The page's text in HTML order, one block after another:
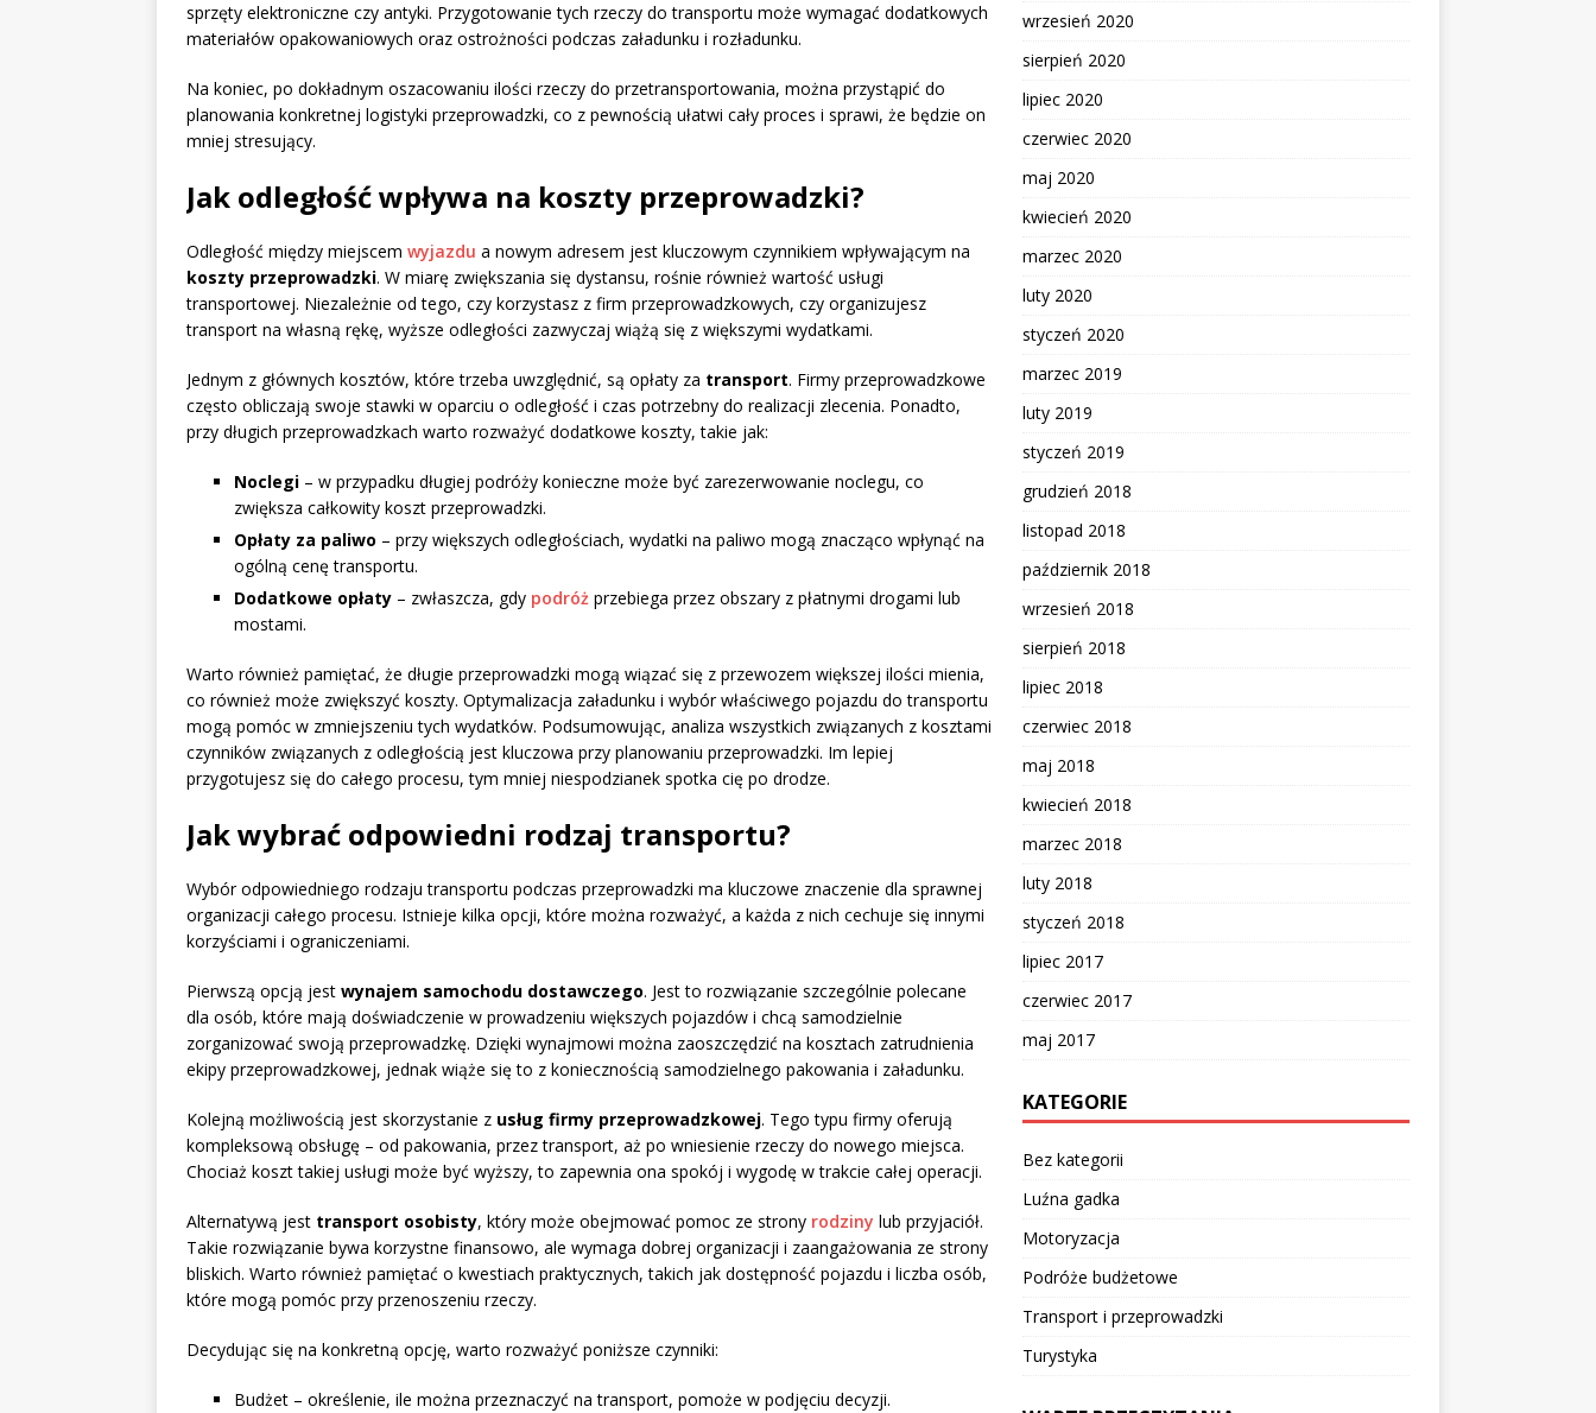
sprzęty elektroniczne czy antyki. Przygotowanie tych rzeczy do transportu może wymagać dodatkowych
materiałów opakowaniowych oraz ostrożności podczas załadunku i rozładunku.
Na koniec, po dokładnym oszacowaniu ilości rzeczy do przetransportowania, można przystąpić do
planowania konkretnej logistyki przeprowadzki, co z pewnością ułatwi cały proces i sprawi, że będzie on
mniej stresujący.
Jak odległość wpływa na koszty przeprowadzki?
Odległość między miejscem wyjazdu a nowym adresem jest kluczowym czynnikiem wpływającym na
koszty przeprowadzki. W miarę zwiększania się dystansu, rośnie również wartość usługi
transportowej. Niezależnie od tego, czy korzystasz z firm przeprowadzkowych, czy organizujesz
transport na własną rękę, wyższe odległości zazwyczaj wiążą się z większymi wydatkami.
Jednym z głównych kosztów, które trzeba uwzględnić, są opłaty za transport. Firmy przeprowadzkowe
często obliczają swoje stawki w oparciu o odległość i czas potrzebny do realizacji zlecenia. Ponadto,
przy długich przeprowadzkach warto rozważyć dodatkowe koszty, takie jak:
Noclegi – w przypadku długiej podróży konieczne może być zarezerwowanie noclegu, co
zwiększa całkowity koszt przeprowadzki.
Opłaty za paliwo – przy większych odległościach, wydatki na paliwo mogą znacząco wpłynąć na
ogólną cenę transportu.
Dodatkowe opłaty – zwłaszcza, gdy podróż przebiega przez obszary z płatnymi drogami lub
mostami.
Warto również pamiętać, że długie przeprowadzki mogą wiązać się z przewozem większej ilości mienia,
co również może zwiększyć koszty. Optymalizacja załadunku i wybór właściwego pojazdu do transportu
mogą pomóc w zmniejszeniu tych wydatków. Podsumowując, analiza wszystkich związanych z kosztami
czynników związanych z odległością jest kluczowa przy planowaniu przeprowadzki. Im lepiej
przygotujesz się do całego procesu, tym mniej niespodzianek spotka cię po drodze.
Jak wybrać odpowiedni rodzaj transportu?
Wybór odpowiedniego rodzaju transportu podczas przeprowadzki ma kluczowe znaczenie dla sprawnej
organizacji całego procesu. Istnieje kilka opcji, które można rozważyć, a każda z nich cechuje się innymi
korzyściami i ograniczeniami.
Pierwszą opcją jest wynajem samochodu dostawczego. Jest to rozwiązanie szczególnie polecane
dla osób, które mają doświadczenie w prowadzeniu większych pojazdów i chcą samodzielnie
zorganizować swoją przeprowadzkę. Dzięki wynajmowi można zaoszczędzić na kosztach zatrudnienia
ekipy przeprowadzkowej, jednak wiąże się to z koniecznością samodzielnego pakowania i załadunku.
Kolejną możliwością jest skorzystanie z usług firmy przeprowadzkowej. Tego typu firmy oferują
kompleksową obsługę – od pakowania, przez transport, aż po wniesienie rzeczy do nowego miejsca.
Chociaż koszt takiej usługi może być wyższy, to zapewnia ona spokój i wygodę w trakcie całej operacji.
Alternatywą jest transport osobisty, który może obejmować pomoc ze strony rodziny lub przyjaciół.
Takie rozwiązanie bywa korzystne finansowo, ale wymaga dobrej organizacji i zaangażowania ze strony
bliskich. Warto również pamiętać o kwestiach praktycznych, takich jak dostępność pojazdu i liczba osób,
które mogą pomóc przy przenoszeniu rzeczy.
Decydując się na konkretną opcję, warto rozważyć poniższe czynniki:
Budżet – określenie, ile można przeznaczyć na transport, pomoże w podjęciu decyzji.
wrzesień 2020
sierpień 2020
lipiec 2020
czerwiec 2020
maj 2020
kwiecień 2020
marzec 2020
luty 2020
styczeń 2020
marzec 2019
luty 2019
styczeń 2019
grudzień 2018
listopad 2018
październik 2018
wrzesień 2018
sierpień 2018
lipiec 2018
czerwiec 2018
maj 2018
kwiecień 2018
marzec 2018
luty 2018
styczeń 2018
lipiec 2017
czerwiec 2017
maj 2017
KATEGORIE
Bez kategorii
Luźna gadka
Motoryzacja
Podróże budżetowe
Transport i przeprowadzki
Turystyka